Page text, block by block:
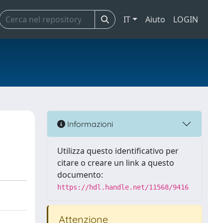
IT Aiuto LOGIN
Informazioni
Utilizza questo identificativo per
citare o creare un link a questo
documento:
https://hdl.handle.net/11568/9416
Attenzione